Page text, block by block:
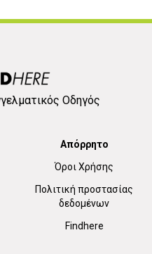
Οδηγός
Απόρρητο
Όροι Χρήσης
Πολιτική προστασίας
δεδομένων
Findhere